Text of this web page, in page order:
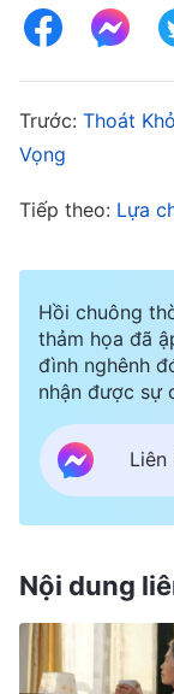
làm việc như
mọi người xem
và hưởng thụ
thực sự sẽ
tôi vô cùng
Đức Chúa
từ đầu. Tôi
như thế này.
Trời mà mình
họa liên tục
tất cả các
khắp mọi nơi.
thúc trong
Trước: Thoát
Vọng
Tiếp theo: Lựa
Hồi chuông
thảm họa đã
đình nghênh
nhận được sự
Liên
Nội dung